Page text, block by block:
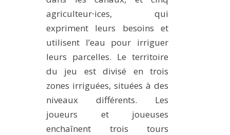
agriculteur⸱ices, qui
expriment leurs besoins et
utilisent l’eau pour irriguer
leurs parcelles. Le territoire
du jeu est divisé en trois
zones irriguées, situées à des
niveaux différents. Les
joueurs et joueuses
enchaînent trois tours